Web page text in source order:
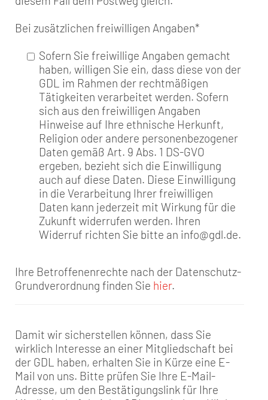
Bei zusätzlichen freiwilligen Angaben*
Sofern Sie freiwillige Angaben gemacht
haben, willigen Sie ein, dass diese von der
GDL im Rahmen der rechtmäßigen
Tätigkeiten verarbeitet werden. Sofern
sich aus den freiwilligen Angaben
Hinweise auf Ihre ethnische Herkunft,
Religion oder andere personenbezogener
Daten gemäß Art. 9 Abs. 1 DS-GVO
ergeben, bezieht sich die Einwilligung
auch auf diese Daten. Diese Einwilligung
in die Verarbeitung Ihrer freiwilligen
Daten kann jederzeit mit Wirkung für die
Zukunft widerrufen werden. Ihren
Widerruf richten Sie bitte an info@gdl.de.
Ihre Betroffenenrechte nach der Datenschutz-
Grundverordnung finden Sie hier.
Damit wir sicherstellen können, dass Sie
wirklich Interesse an einer Mitgliedschaft bei
der GDL haben, erhalten Sie in Kürze eine E-
Mail von uns. Bitte prüfen Sie Ihre E-Mail-
Adresse, um den Bestätigungslink für Ihre